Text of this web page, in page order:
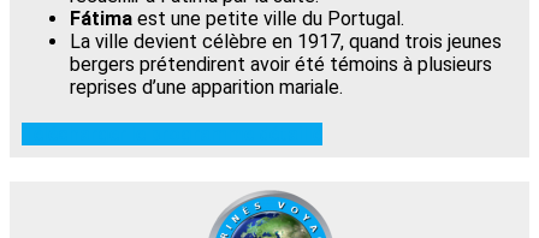
Fátima est une petite ville du Portugal.
La ville devient célèbre en 1917, quand trois jeunes
bergers prétendirent avoir été témoins à plusieurs
reprises d’une apparition mariale.